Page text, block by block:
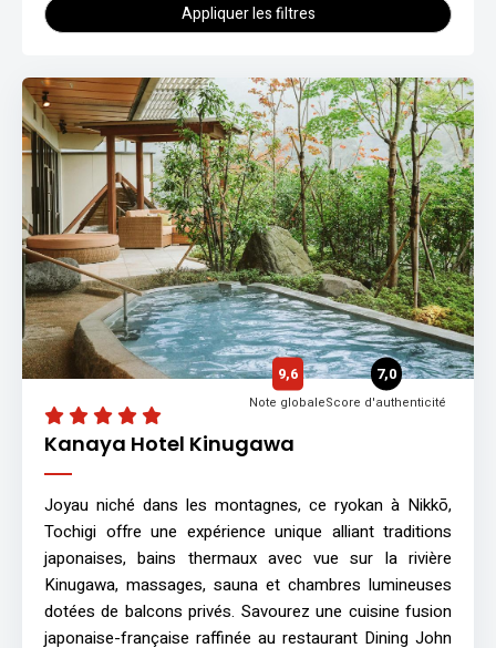
Appliquer les filtres
Kanaya Hotel Kinugawa
9,6
Note globale
7,0
Score d'authenticité
Joyau niché dans les montagnes, ce ryokan à Nikkō,
Tochigi offre une expérience unique alliant traditions
japonaises, bains thermaux avec vue sur la rivière
Kinugawa, massages, sauna et chambres lumineuses
dotées de balcons privés. Savourez une cuisine fusion
japonaise-française raffinée au restaurant Dining John